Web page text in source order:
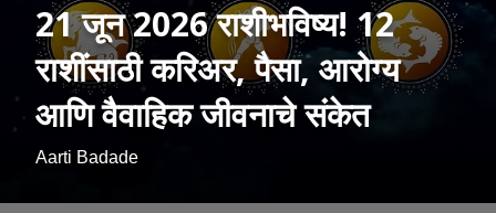
21 जून 2026 राशीभविष्य! 12
राशींसाठी करिअर, पैसा, आरोग्य
आणि वैवाहिक जीवनाचे संकेत
Aarti Badade